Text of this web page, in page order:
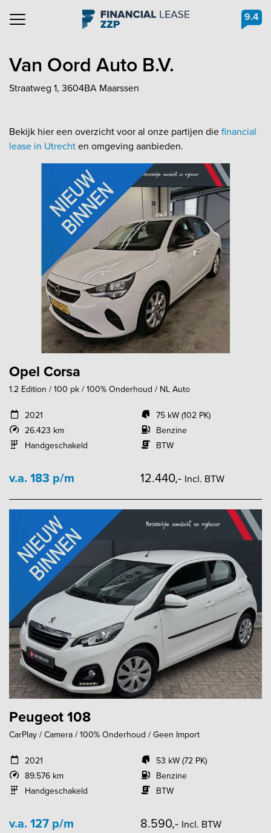
Navigation 9.4
Van Oord Auto B.V.
Straatweg 1, 3604BA Maarssen
Bekijk hier een overzicht voor al onze partijen diefinancial
lease in Utrechten omgeving aanbieden.
Opel Corsa
1.2 Edition / 100 pk / 100% Onderhoud / NL Auto
2021
26.423 km
Handgeschakeld
75 kW (102 PK)
Benzine
BTW
v.a. 183 p/m 12.440,- Incl. BTW
Peugeot 108
CarPlay / Camera / 100% Onderhoud / Geen Import
2021
89.576 km
Handgeschakeld
53 kW (72 PK)
Benzine
BTW
v.a. 127 p/m 8.590,- Incl. BTW